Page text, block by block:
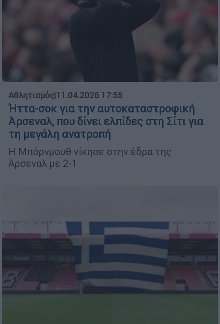
Αθλητισμός|11.04.2026 17:55
Ήττα-σοκ για την αυτοκαταστροφική
Άρσεναλ, που δίνει ελπίδες στη Σίτι για
τη μεγάλη ανατροπή
Η Μπόρνμουθ νίκησε στην έδρα της
Άρσεναλ με 2-1